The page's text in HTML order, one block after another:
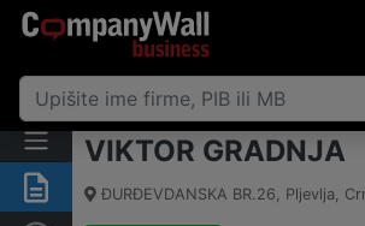
Sažetak
VIKTOR GRADNJA
ĐURĐEVDANSKA BR.26, Pljevlja,